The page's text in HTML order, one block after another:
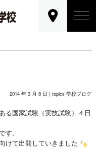
2014 年 3 月 8 日 |topics 学校ブログ
る国家試験（実技試験）４日
、
けて出発していきました